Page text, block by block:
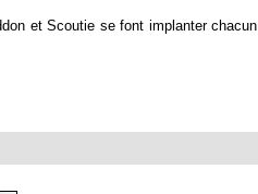
et Scoutie se font implanter chacun